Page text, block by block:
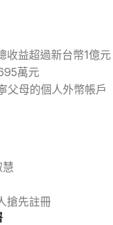
收益超過新台幣1億元
萬元
父母的個人外幣帳戶
搶先註冊